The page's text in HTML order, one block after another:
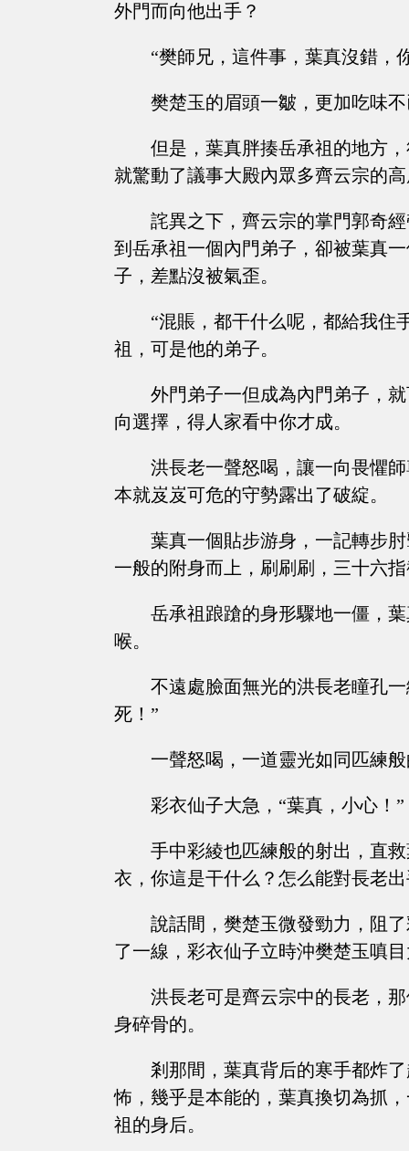
外門而向他出手？
“樊師兄，這件事，葉真沒錯，
樊楚玉的眉頭一皺，更加吃味
但是，葉真胖揍岳承祖的地方
就驚動了議事大殿內眾多齊云宗的
詫異之下，齊云宗的掌門郭奇
到岳承祖一個內門弟子，卻被葉真
子，差點沒被氣歪。
“混賬，都干什么呢，都給我住
祖，可是他的弟子。
外門弟子一但成為內門弟子，
向選擇，得人家看中你才成。
洪長老一聲怒喝，讓一向畏懼
本就岌岌可危的守勢露出了破綻。
葉真一個貼步游身，一記轉步
一般的附身而上，刷刷刷，三十六
岳承祖踉蹌的身形驟地一僵，
喉。
不遠處臉面無光的洪長老瞳孔
死！”
一聲怒喝，一道靈光如同匹練
彩衣仙子大急，“葉真，小心！”
手中彩綾也匹練般的射出，直
衣，你這是干什么？怎么能對長老出
說話間，樊楚玉微發勁力，阻
了一線，彩衣仙子立時沖樊楚玉嗔
洪長老可是齊云宗中的長老，
身碎骨的。
剎那間，葉真背后的寒手都炸
怖，幾乎是本能的，葉真換切為抓
祖的身后。